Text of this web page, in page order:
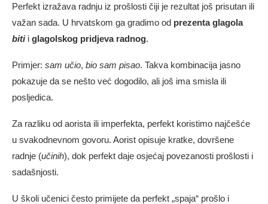
Perfekt izražava radnju iz prošlosti čiji je rezultat još prisutan ili
važan sada. U hrvatskom ga gradimo od prezenta glagola
bitii glagolskog pridjeva radnog.
Primjer: sam učio, bio sam pisao. Takva kombinacija jasno
pokazuje da se nešto već dogodilo, ali još ima smisla ili
posljedica.
Za razliku od aorista ili imperfekta, perfekt koristimo najčešće
u svakodnevnom govoru. Aorist opisuje kratke, dovršene
radnje (učinih), dok perfekt daje osjećaj povezanosti prošlosti i
sadašnjosti.
U školi učenici često primijete da perfekt „spaja“ prošlo i